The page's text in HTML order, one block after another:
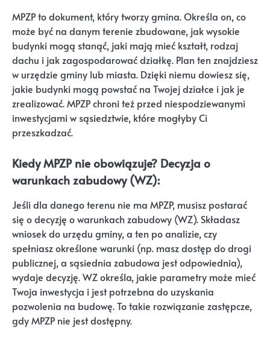
MPZP to dokument, który tworzy gmina. Określa on, co
może być na danym terenie zbudowane, jak wysokie
budynki mogą stanąć, jaki mają mieć kształt, rodzaj
dachu i jak zagospodarować działkę. Plan ten znajdziesz
w urzędzie gminy lub miasta. Dzięki niemu dowiesz się,
jakie budynki mogą powstać na Twojej działce i jak je
zrealizować. MPZP chroni też przed niespodziewanymi
inwestycjami w sąsiedztwie, które mogłyby Ci
przeszkadzać.
Kiedy MPZP nie obowiązuje? Decyzja o
warunkach zabudowy (WZ):
Jeśli dla danego terenu nie ma MPZP, musisz postarać
się o decyzję o warunkach zabudowy (WZ). Składasz
wniosek do urzędu gminy, a ten po analizie, czy
spełniasz określone warunki (np. masz dostęp do drogi
publicznej, a sąsiednia zabudowa jest odpowiednia),
wydaje decyzję. WZ określa, jakie parametry może mieć
Twoja inwestycja i jest potrzebna do uzyskania
pozwolenia na budowę. To takie rozwiązanie zastępcze,
gdy MPZP nie jest dostępny.